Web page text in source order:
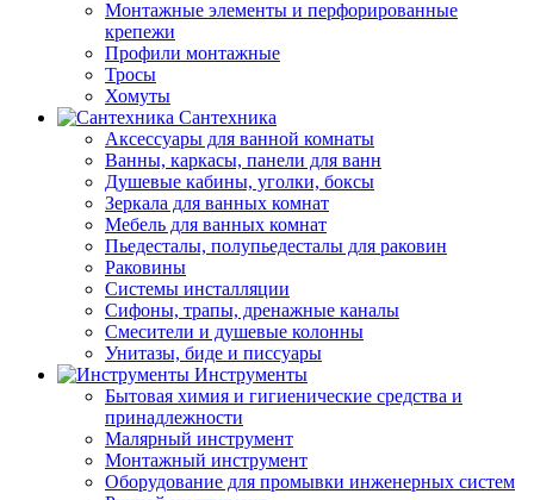
Монтажные элементы и перфорированные
крепежи
Профили монтажные
Тросы
Хомуты
Сантехника
Аксессуары для ванной комнаты
Ванны, каркасы, панели для ванн
Душевые кабины, уголки, боксы
Зеркала для ванных комнат
Мебель для ванных комнат
Пьедесталы, полупьедесталы для раковин
Раковины
Системы инсталляции
Сифоны, трапы, дренажные каналы
Смесители и душевые колонны
Унитазы, биде и писсуары
Инструменты
Бытовая химия и гигиенические средства и
принадлежности
Малярный инструмент
Монтажный инструмент
Оборудование для промывки инженерных систем